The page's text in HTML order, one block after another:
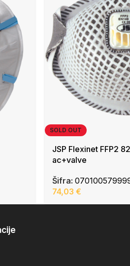
SOLD OUT
JSP Flexinet FFP2
ac+valve
Šifra:
74,03 €